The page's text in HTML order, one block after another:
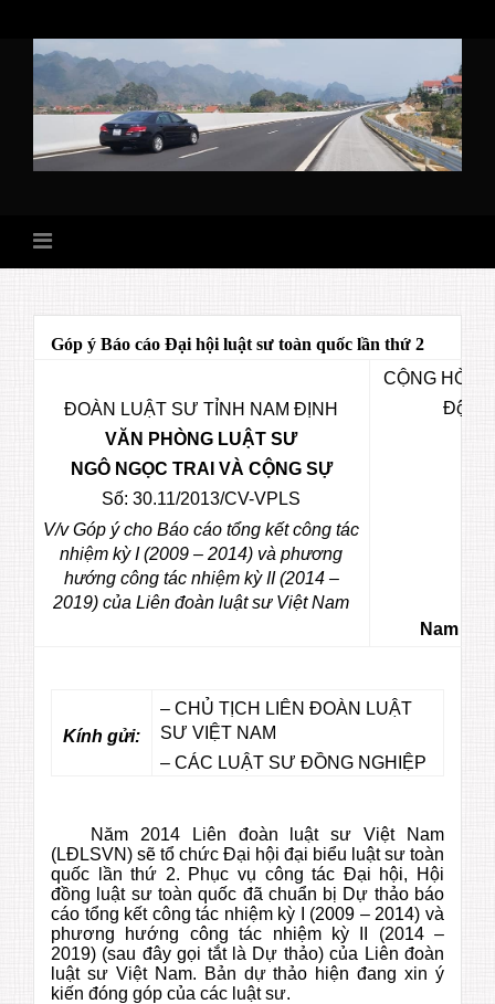
content
Góp ý Báo cáo Đại hội luật sư toàn quốc lần thứ 2
ĐOÀN LUẬT SƯ TỈNH NAM ĐỊNH
VĂN PHÒNG LUẬT SƯ
NGÔ NGỌC TRAI VÀ CỘNG SỰ
Số: 30.11/2013/CV-VPLS
V/vGóp ý cho Báo cáo tổng kết công tác
nhiệm kỳ I (2009 – 2014) và phương
hướng công tác nhiệm kỳ II (2014 –
2019) của Liên đoàn luật sư Việt Nam
CỘNG HÒA
Độc
Nam
Kính gửi:
– CHỦ TỊCH LIÊN ĐOÀN LUẬT
SƯ VIỆT NAM
– CÁC LUẬT SƯ ĐỒNG NGHIỆP
Năm 2014 Liên đoàn luật sư Việt Nam
(LĐLSVN) sẽ tổ chức Đại hội đại biểu luật sư toàn
quốc lần thứ 2. Phục vụ công tác Đại hội, Hội
đồng luật sư toàn quốc đã chuẩn bị Dự thảo báo
cáo tổng kết công tác nhiệm kỳ I (2009 – 2014) và
phương hướng công tác nhiệm kỳ II (2014 –
2019) (sau đây gọi tắt là Dự thảo) của Liên đoàn
luật sư Việt Nam. Bản dự thảo hiện đang xin ý
kiến đóng góp của các luật sư.